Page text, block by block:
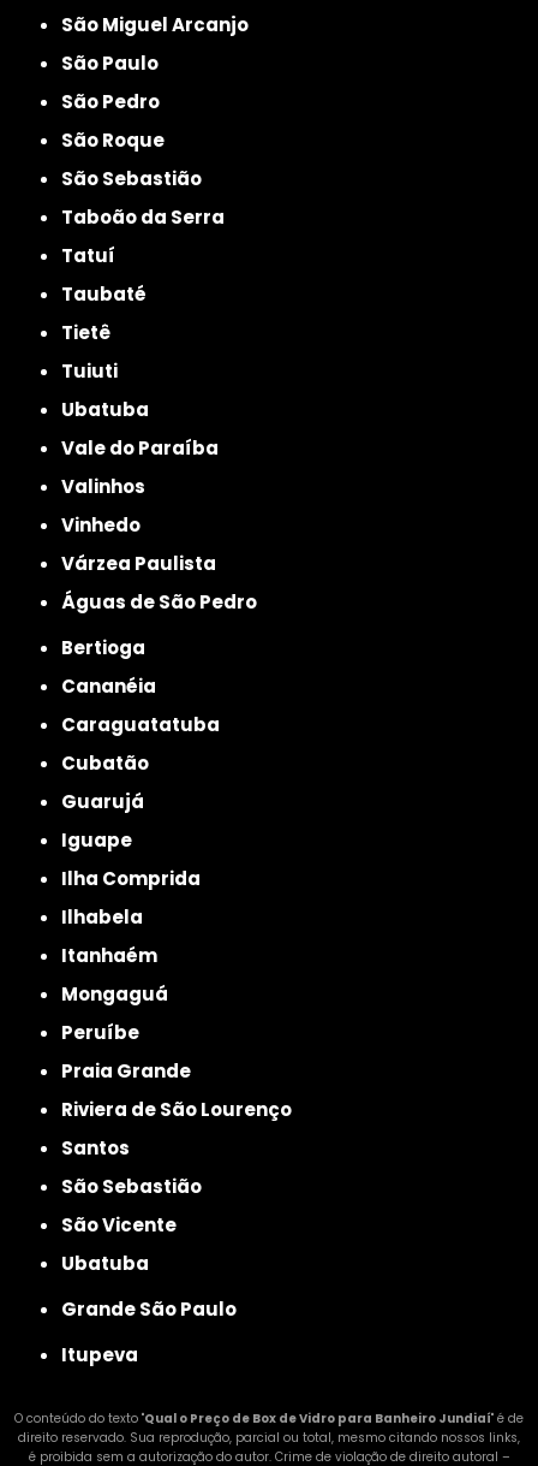
São Miguel Arcanjo
São Paulo
São Pedro
São Roque
São Sebastião
Taboão da Serra
Tatuí
Taubaté
Tietê
Tuiuti
Ubatuba
Vale do Paraíba
Valinhos
Vinhedo
Várzea Paulista
Águas de São Pedro
Bertioga
Cananéia
Caraguatatuba
Cubatão
Guarujá
Iguape
Ilha Comprida
Ilhabela
Itanhaém
Mongaguá
Peruíbe
Praia Grande
Riviera de São Lourenço
Santos
São Sebastião
São Vicente
Ubatuba
Grande São Paulo
Itupeva
O conteúdo do texto "Qual o Preço de Box de Vidro para Banheiro Jundiaí" é de
direito reservado. Sua reprodução, parcial ou total, mesmo citando nossos links,
é proibida sem a autorização do autor. Crime de violação de direito autoral –